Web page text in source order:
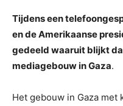
Tijdens een
en de Amerikaanse
gedeeld waaruit blijkt
mediagebouw in Gaza.
Het gebouw in Gaza